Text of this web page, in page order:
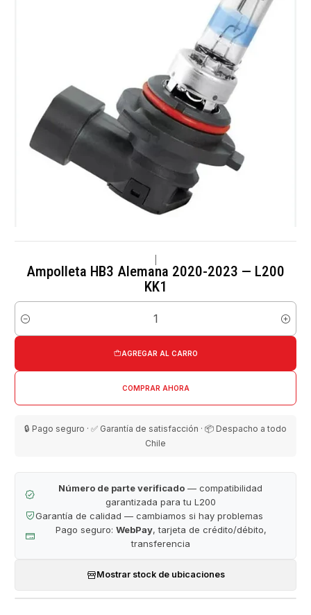
Ampolleta HB3 Alemana 2020-2023 — L200
KK1
Cantidad
AGREGAR AL CARRO
COMPRAR AHORA
🔒 Pago seguro · ✅ Garantía de satisfacción · 📦 Despacho a todo
Chile
Número de parte verificado — compatibilidad
garantizada para tu L200
Garantía de calidad — cambiamos si hay problemas
Pago seguro: WebPay, tarjeta de crédito/débito,
transferencia
Mostrar stock de ubicaciones